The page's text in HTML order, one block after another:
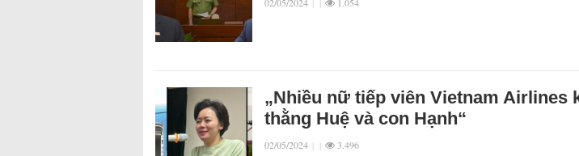
„Nhiều nữ tiếp viên Vietnam Airlines
thằng Huệ và con Hạnh“
02/05/2024 | | 3.496